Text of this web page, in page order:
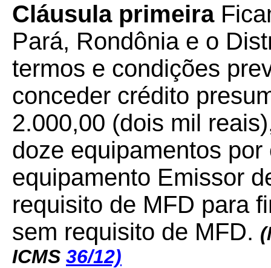
Cláusula primeira
Pará, Rondônia e o
termos e condições
conceder crédito
2.000,00 (dois mil
doze equipamentos
equipamento Emissor
requisito de MFD para
sem requisito de MFD.
ICMS 36/12)